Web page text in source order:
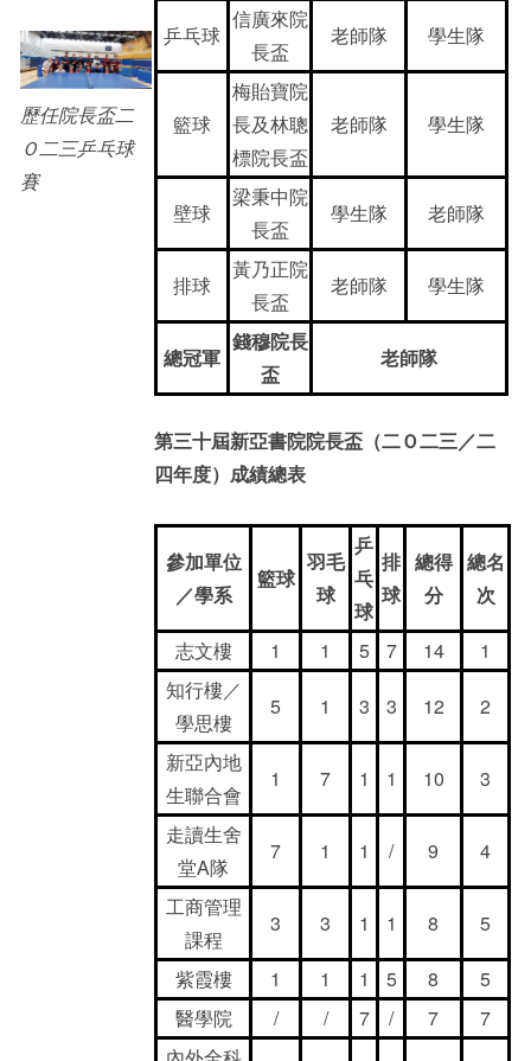
歷任院長盃二
Ｏ二三乒乓球
賽
乒乓球
信廣來院
長盃
老師隊 學生隊
籃球
梅貽寶院
長及林聰
標院長盃
老師隊 學生隊
壁球
梁秉中院
長盃
學生隊 老師隊
排球
黃乃正院
長盃
老師隊 學生隊
總冠軍
錢穆院長
盃
老師隊
第三十屆新亞書院院長盃（二Ｏ二三／二
四年度）成績總表
參加單位
／學系
籃球
羽毛
球
乒
乓
球
排
球
總得
分
總名
次
志文樓 1 1 5 7 14
1
知行樓／
學思樓
5 1 3 3 12 2
新亞內地
生聯合會
1 7 1 1 10 3
走讀生舍
堂A隊
7 1 1 / 9 4
工商管理
課程
3 3 1 1 8 5
紫霞樓 1 1 1 5 8
5
醫學院
/ / 7 / 7
7